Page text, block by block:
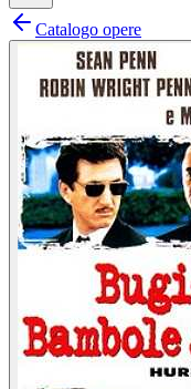
Catalogo opere